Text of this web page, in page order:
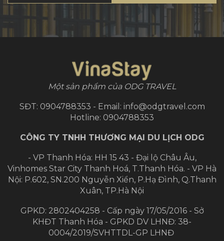
Một sản phẩm của ODG TRAVEL
SĐT: 0904788353 - Email: info@odgtravel.com
Hotline: 0904788353
CÔNG TY TNHH THƯƠNG MẠI DU LỊCH ODG
- VP Thanh Hóa: HH 15 43 - Đại lộ Châu Âu,
Vinhomes Star City Thanh Hoá, T.Thanh Hóa. - VP Hà
Nội: P.602, SN.200 Nguyễn Xiển, P.Hạ Đình, Q.Thanh
Xuân, TP.Hà Nội
GPKD: 2802404258 - Cấp ngày 17/05/2016 - Sở
KHĐT Thanh Hóa - GPKD DV LHNĐ: 38-
0004/2019/SVHTTDL-GP LHNĐ